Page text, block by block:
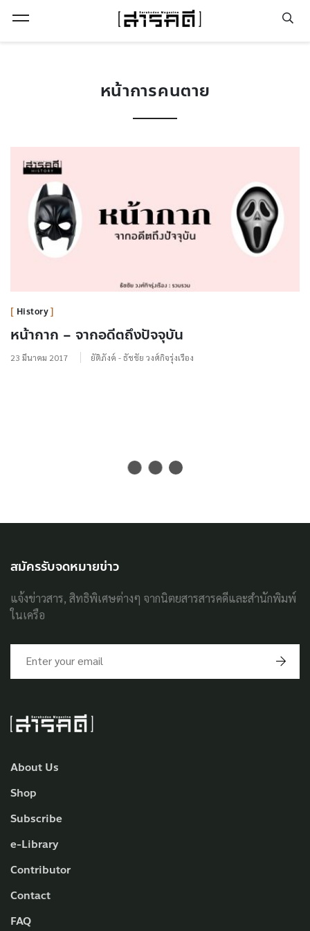
หน้าการคนตาย
History
หน้ากาก – จากอดีตถึงปัจจุบัน
23 มีนาคม 2017 ยัติภังค์ - ธัชชัย วงศ์กิจรุ่งเรือง
About Us
Shop
Subscribe
e-Library
Contributor
Contact
FAQ
สมัครรับจดหมายข่าว
แจ้งข่าวสาร, สิทธิพิเศษต่างๆ จากนิตยสารสารคดีและสำนักพิมพ์
ในเครือ